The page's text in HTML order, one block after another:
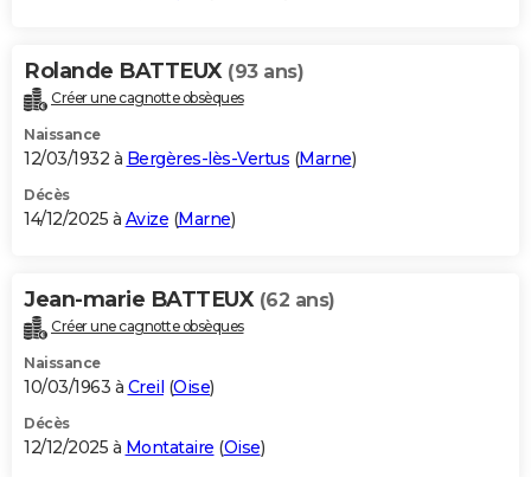
Rolande BATTEUX (93 ans)
Créer une cagnotte obsèques
Naissance
12/03/1932 à Bergères-lès-Vertus (Marne)
Décès
14/12/2025 à Avize (Marne)
Jean-marie BATTEUX (62 ans)
Créer une cagnotte obsèques
Naissance
10/03/1963 à Creil (Oise)
Décès
12/12/2025 à Montataire (Oise)